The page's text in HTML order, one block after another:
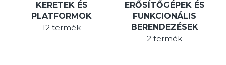
KERETEK ÉS
PLATFORMOK
12 termék
ERŐSÍTŐGÉPEK ÉS
FUNKCIONÁLIS
BERENDEZÉSEK
2 termék